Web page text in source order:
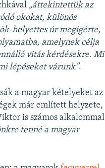
„áttekintettük az
okokat, különös
helyettes úr megígérte,
amelynek célja
vitás kérdésekre. Mi
lépéseket várunk”.
a magyar kételyeket az
már említett helyzete,
is számos alkalommal
tenné a magyar